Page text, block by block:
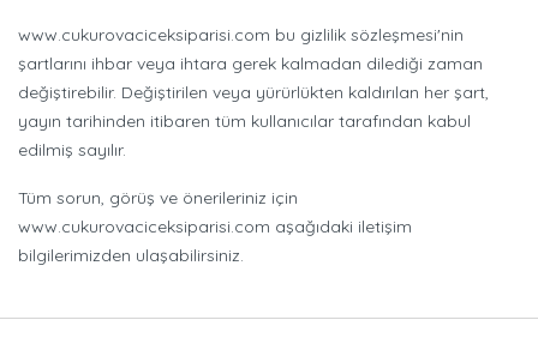
www.cukurovaciceksiparisi.com bu gizlilik sözleşmesi'nin
şartlarını ihbar veya ihtara gerek kalmadan dilediği zaman
değiştirebilir. Değiştirilen veya yürürlükten kaldırılan her şart,
yayın tarihinden itibaren tüm kullanıcılar tarafından kabul
edilmiş sayılır.
Tüm sorun, görüş ve önerileriniz için
www.cukurovaciceksiparisi.com aşağıdaki iletişim
bilgilerimizden ulaşabilirsiniz.